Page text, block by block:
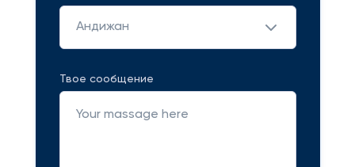
Андижан
Твое сообщение